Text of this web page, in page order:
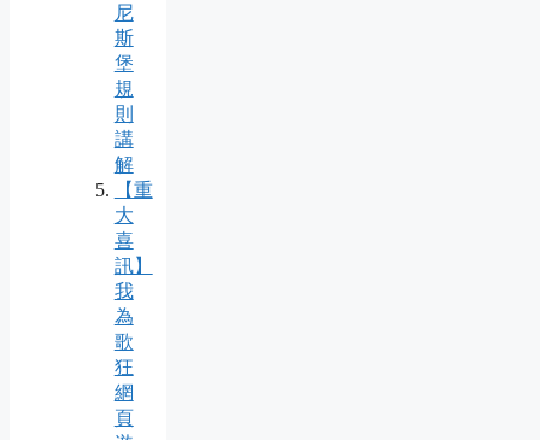
尼
斯
堡
規
則
講
解
【重
大
喜
訊】
我
為
歌
狂
網
頁